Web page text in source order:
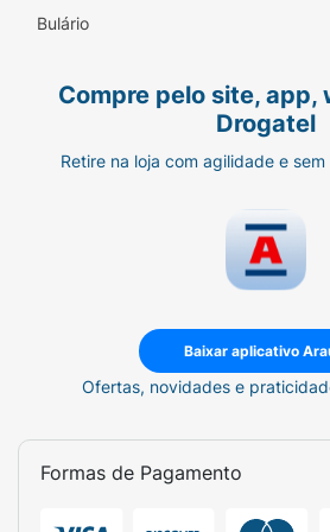
Bulário
Compre pelo site, app,
Drogatel
Retire na loja com agilidade e
Baixar aplicativo
Ofertas, novidades e
Formas de Pagamento